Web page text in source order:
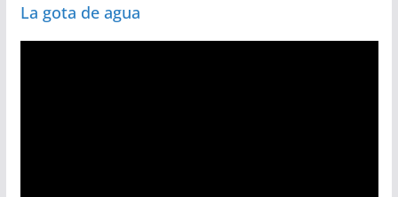
La gota de agua